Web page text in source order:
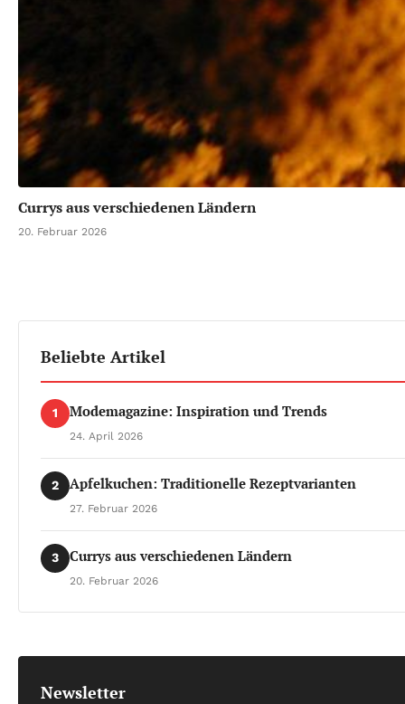
Currys aus verschiedenen Ländern
20. Februar 2026
Beliebte Artikel
1 Modemagazine: Inspiration und Trends
24. April 2026
2 Apfelkuchen: Traditionelle Rezeptvarianten
27. Februar 2026
3 Currys aus verschiedenen Ländern
20. Februar 2026
Newsletter